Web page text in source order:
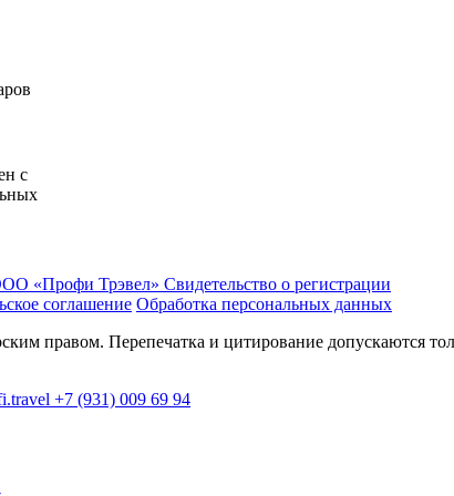
с
«Профи Трэвeл» Свидетельство о регистрации
соглашение Обработка персональных данных
правом. Перепечатка и цитирование допускаются
+7 (931) 009 69 94